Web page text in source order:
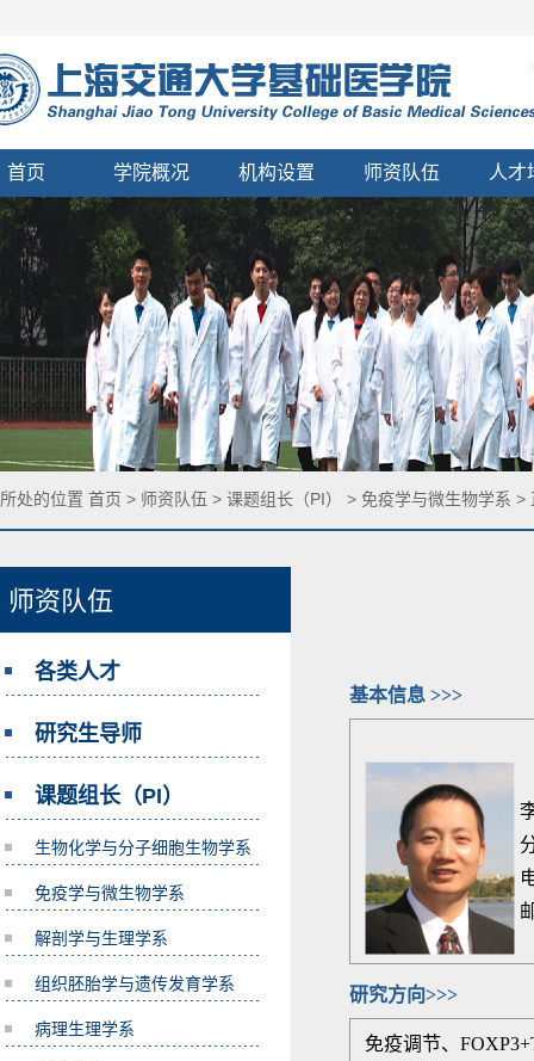
首页 学院概况 机构设置 师资队伍 人才
师资队伍
各类人才
研究生导师
课题组长（PI）
生物化学与分子细胞生物学系
免疫学与微生物学系
解剖学与生理学系
组织胚胎学与遗传发育学系
病理生理学系
基本信息 >>>
研究方向>>>
免疫调节、
处的位置 首页 > 师资队伍 > 课题组长（PI） > 免疫学与微生物学系 >